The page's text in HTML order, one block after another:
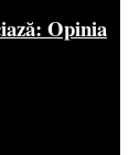
Opinia